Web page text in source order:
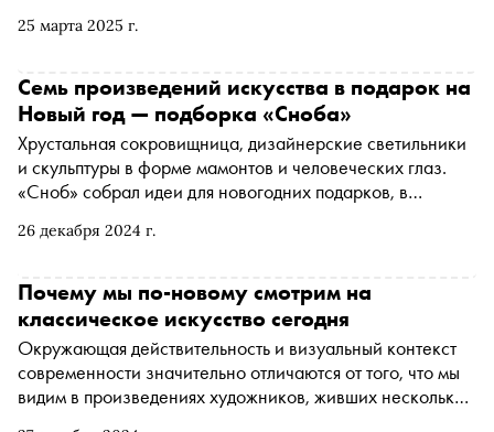
25 марта 2025 г.
Рома Декабрев обсуждают работы Пабло Пикассо
26 декабря 2024 г.
Семь произведений искусства в подарок на
Новый год — подборка «Сноба»
Хрустальная сокровищница, дизайнерские светильники
и скульптуры в форме мамонтов и человеческих глаз.
«Сноб» собрал идеи для новогодних подарков, в
метафизический намек»
Почему мы по-новому смотрим на
классическое искусство сегодня
Окружающая действительность и визуальный контекст
современности значительно отличаются от того, что мы
видим в произведениях художников, живших несколько